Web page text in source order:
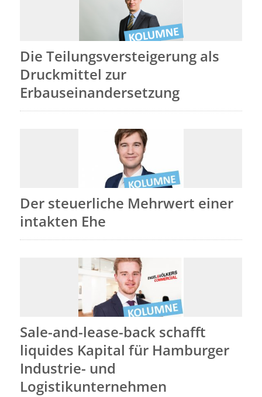
Die Teilungsversteigerung als
Druckmittel zur
Erbauseinandersetzung
Der steuerliche Mehrwert einer
intakten Ehe
Sale-and-lease-back schafft
liquides Kapital für Hamburger
Industrie- und
Logistikunternehmen